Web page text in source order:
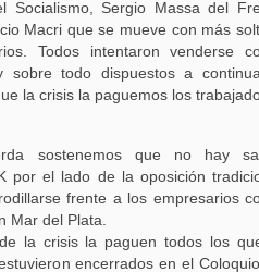
Socialismo, Sergio Massa del
Macri que se mueve con más
Todos intentaron venderse
sobre todo dispuestos a
la crisis la paguemos los
sostenemos que no hay
por el lado de la oposición
frente a los empresarios
Mar del Plata.
la crisis la paguen todos los
encerrados en el